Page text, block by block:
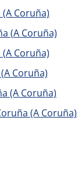
Coruña)
(A Coruña)
Coruña)
Coruña)
(A Coruña)
(A Coruña)